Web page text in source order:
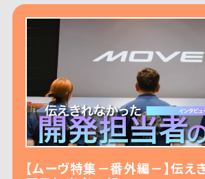
【ムーヴ特集－番外編－】伝え